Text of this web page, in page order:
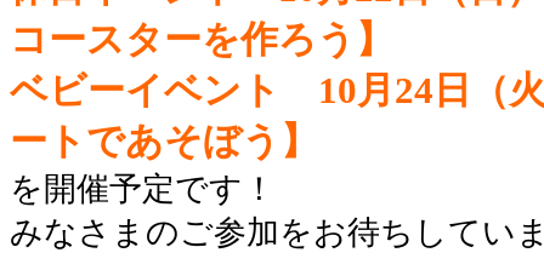
コースターを作ろう】
ベビーイベント 10月24日（
ートであそぼう】
を開催予定です！
みなさまのご参加をお待ちしてい